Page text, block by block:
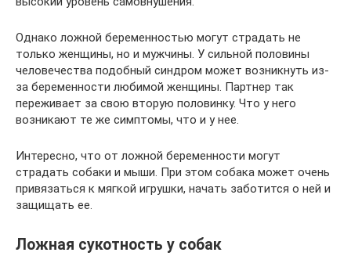
Однако ложной беременностью могут страдать не
только женщины, но и мужчины. У сильной половины
человечества подобный синдром может возникнуть из-
за беременности любимой женщины. Партнер так
переживает за свою вторую половинку. Что у него
возникают те же симптомы, что и у нее.
Интересно, что от ложной беременности могут
страдать собаки и мыши. При этом собака может очень
привязаться к мягкой игрушки, начать заботится о ней и
защищать ее.
Ложная сукотность у собак